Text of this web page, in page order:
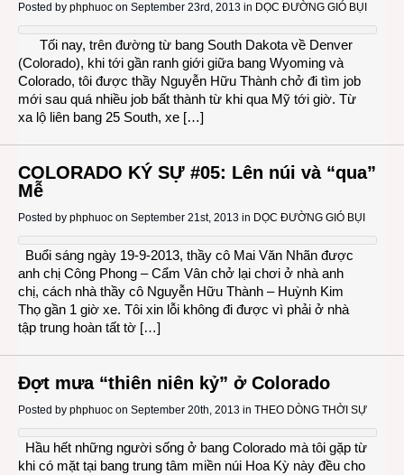
Posted by phphuoc on September 23rd, 2013 in DỌC ĐƯỜNG GIÓ BỤI
Tối nay, trên đường từ bang South Dakota về Denver
(Colorado), khi tới gần ranh giới giữa bang Wyoming và
Colorado, tôi được thầy Nguyễn Hữu Thành chở đi tìm job
mới sau quá nhiều job bất thành từ khi qua Mỹ tới giờ. Từ
xa lộ liên bang 25 South, xe […]
COLORADO KÝ SỰ #05: Lên núi và “qua”
Mễ
Posted by phphuoc on September 21st, 2013 in DỌC ĐƯỜNG GIÓ BỤI
Buổi sáng ngày 19-9-2013, thầy cô Mai Văn Nhãn được
anh chị Công Phong – Cẩm Vân chở lại chơi ở nhà anh
chị, cách nhà thầy cô Nguyễn Hữu Thành – Huỳnh Kim
Thọ gần 1 giờ xe. Tôi xin lỗi không đi được vì phải ở nhà
tập trung hoàn tất tờ […]
Đợt mưa “thiên niên kỷ” ở Colorado
Posted by phphuoc on September 20th, 2013 in THEO DÒNG THỜI SỰ
Hầu hết những người sống ở bang Colorado mà tôi gặp từ
khi có mặt tại bang trung tâm miền núi Hoa Kỳ này đều cho